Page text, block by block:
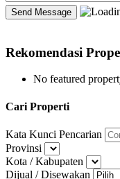
Rekomendasi
No featured
Cari Properti
Kata Kunci Pencarian
Provinsi
Kota / Kabupaten
Dijual / Disewakan